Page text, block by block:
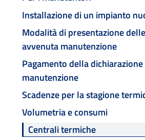
Installazione di un impianto
Modalità di presentazione
avvenuta manutenzione
Pagamento della
manutenzione
Scadenze per la stagione
Volumetria e consumi
Centrali termiche